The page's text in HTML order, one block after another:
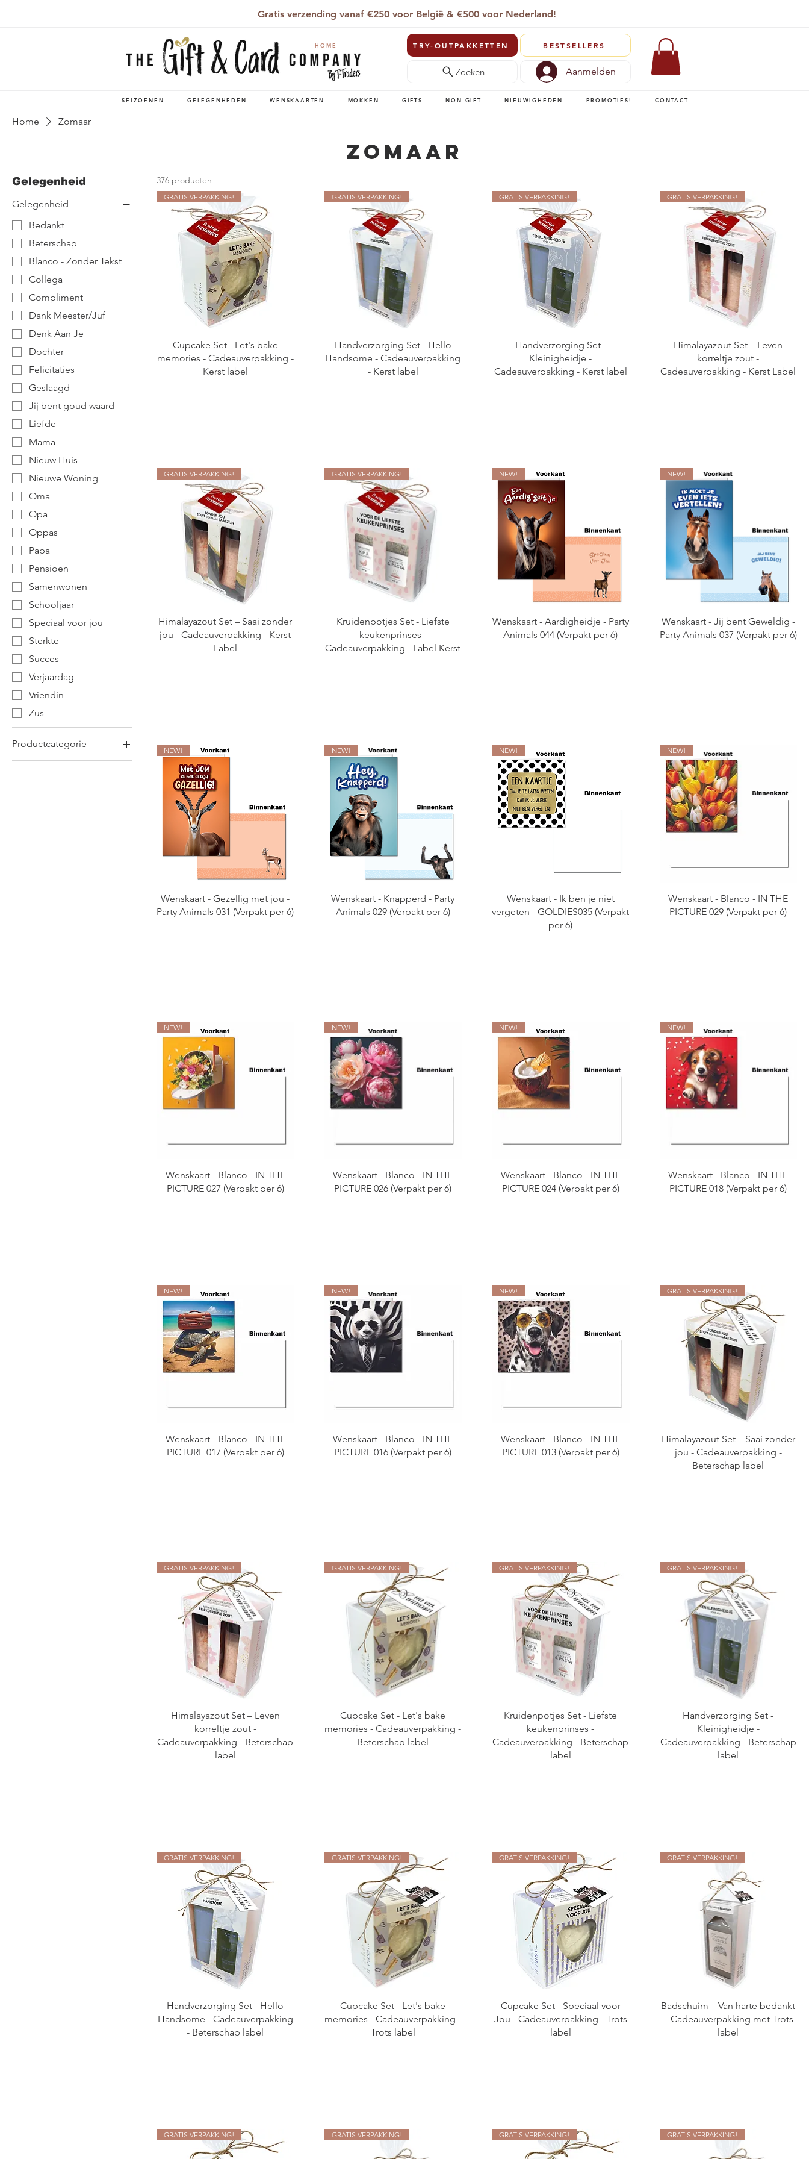
Gratis verzending vanaf €250 voor België & €500 voor Nederland!
HOME TRY-OUTPAKKETTEN BESTSELLERS
Zoeken Aanmelden
SEIZOENEN GELEGENHEDEN WENSKAARTEN MOKKEN GIFTS NON-GIFT NIEUWIGHEDEN PROMOTIES! CONTACT
Home Zomaar
Zomaar
Gelegenheid
Gelegenheid
Bedankt
Beterschap
Blanco - Zonder Tekst
Collega
Compliment
Dank Meester/Juf
Denk Aan Je
Dochter
Felicitaties
Geslaagd
Jij bent goud waard
Liefde
Mama
Nieuw Huis
Nieuwe Woning
Oma
Opa
Oppas
Papa
Pensioen
Samenwonen
Schooljaar
Speciaal voor jou
Sterkte
Succes
Verjaardag
Vriendin
Zus
Productcategorie
376 producten
GRATIS VERPAKKING!
Cupcake Set - Let's bake
memories - Cadeauverpakking -
Kerst label
GRATIS VERPAKKING!
Handverzorging Set - Hello
Handsome - Cadeauverpakking
- Kerst label
GRATIS VERPAKKING!
Handverzorging Set -
Kleinigheidje -
Cadeauverpakking - Kerst label
GRATIS VERPAKKING!
Himalayazout Set – Leven
korreltje zout -
Cadeauverpakking - Kerst Label
GRATIS VERPAKKING!
Himalayazout Set – Saai zonder
jou - Cadeauverpakking - Kerst
Label
GRATIS VERPAKKING!
Kruidenpotjes Set - Liefste
keukenprinses -
Cadeauverpakking - Label Kerst
NEW!
Wenskaart - Aardigheidje - Party
Animals 044 (Verpakt per 6)
NEW!
Wenskaart - Jij bent Geweldig -
Party Animals 037 (Verpakt per 6)
NEW!
Wenskaart - Gezellig met jou -
Party Animals 031 (Verpakt per 6)
NEW!
Wenskaart - Knapperd - Party
Animals 029 (Verpakt per 6)
NEW!
Wenskaart - Ik ben je niet
vergeten - GOLDIES035 (Verpakt
per 6)
NEW!
Wenskaart - Blanco - IN THE
PICTURE 029 (Verpakt per 6)
NEW!
Wenskaart - Blanco - IN THE
PICTURE 027 (Verpakt per 6)
NEW!
Wenskaart - Blanco - IN THE
PICTURE 026 (Verpakt per 6)
NEW!
Wenskaart - Blanco - IN THE
PICTURE 024 (Verpakt per 6)
NEW!
Wenskaart - Blanco - IN THE
PICTURE 018 (Verpakt per 6)
NEW!
Wenskaart - Blanco - IN THE
PICTURE 017 (Verpakt per 6)
NEW!
Wenskaart - Blanco - IN THE
PICTURE 016 (Verpakt per 6)
NEW!
Wenskaart - Blanco - IN THE
PICTURE 013 (Verpakt per 6)
GRATIS VERPAKKING!
Himalayazout Set – Saai zonder
jou - Cadeauverpakking -
Beterschap label
GRATIS VERPAKKING!
Himalayazout Set – Leven
korreltje zout -
Cadeauverpakking - Beterschap
label
GRATIS VERPAKKING!
Cupcake Set - Let's bake
memories - Cadeauverpakking -
Beterschap label
GRATIS VERPAKKING!
Kruidenpotjes Set - Liefste
keukenprinses -
Cadeauverpakking - Beterschap
label
GRATIS VERPAKKING!
Handverzorging Set -
Kleinigheidje -
Cadeauverpakking - Beterschap
label
GRATIS VERPAKKING!
Handverzorging Set - Hello
Handsome - Cadeauverpakking
- Beterschap label
GRATIS VERPAKKING!
Cupcake Set - Let's bake
memories - Cadeauverpakking -
Trots label
GRATIS VERPAKKING!
Cupcake Set - Speciaal voor
Jou - Cadeauverpakking - Trots
label
GRATIS VERPAKKING!
Badschuim – Van harte bedankt
– Cadeauverpakking met Trots
label
GRATIS VERPAKKING! GRATIS VERPAKKING! GRATIS VERPAKKING! GRATIS VERPAKKING!